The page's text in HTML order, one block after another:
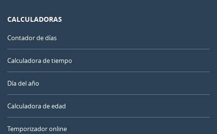
CALCULADORAS
Contador de días
Calculadora de tiempo
Día del año
Calculadora de edad
Temporizador online